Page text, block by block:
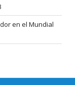
en el Mundial